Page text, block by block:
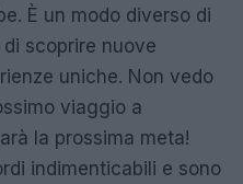
È un modo diverso di
scoprire nuove
uniche. Non vedo
viaggio a
la prossima meta!
indimenticabili e sono